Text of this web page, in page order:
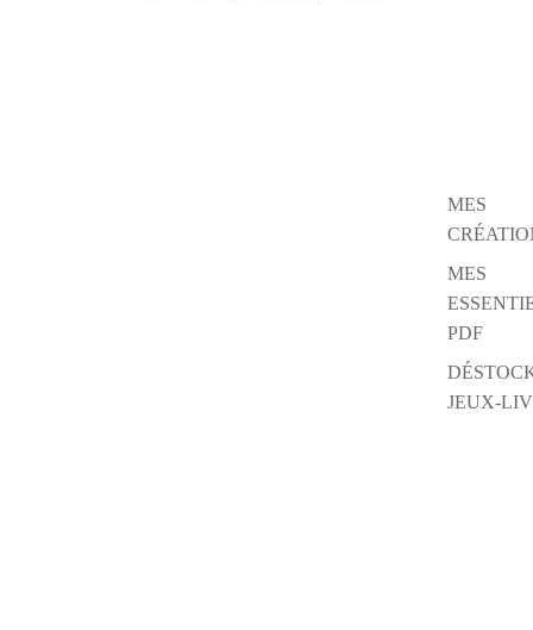
MES
MES
PDF
JEUX-